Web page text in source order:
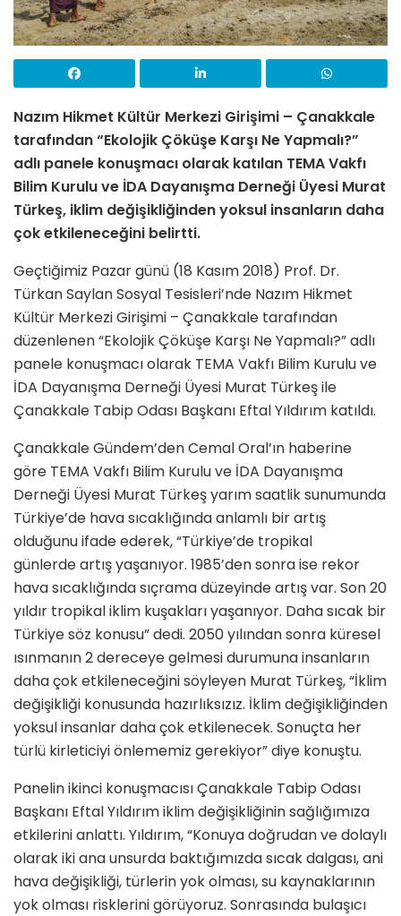
Nazım Hikmet Kültür Merkezi Girişimi – Çanakkale
tarafından “Ekolojik Çöküşe Karşı Ne Yapmalı?”
adlı panele konuşmacı olarak katılan TEMA Vakfı
Bilim Kurulu ve İDA Dayanışma Derneği Üyesi Murat
Türkeş, iklim değişikliğinden yoksul insanların daha
çok etkileneceğini belirtti.
Geçtiğimiz Pazar günü (18 Kasım 2018) Prof. Dr.
Türkan Saylan Sosyal Tesisleri’nde Nazım Hikmet
Kültür Merkezi Girişimi – Çanakkale tarafından
düzenlenen “Ekolojik Çöküşe Karşı Ne Yapmalı?” adlı
panele konuşmacı olarak TEMA Vakfı Bilim Kurulu ve
İDA Dayanışma Derneği Üyesi Murat Türkeş ile
Çanakkale Tabip Odası Başkanı Eftal Yıldırım katıldı.
Çanakkale Gündem’den Cemal Oral’ın haberine
göre TEMA Vakfı Bilim Kurulu ve İDA Dayanışma
Derneği Üyesi Murat Türkeş yarım saatlik sunumunda
Türkiye’de hava sıcaklığında anlamlı bir artış
olduğunu ifade ederek, “Türkiye’de tropikal
günlerde artış yaşanıyor. 1985’den sonra ise rekor
hava sıcaklığında sıçrama düzeyinde artış var. Son 20
yıldır tropikal iklim kuşakları yaşanıyor. Daha sıcak bir
Türkiye söz konusu” dedi. 2050 yılından sonra küresel
ısınmanın 2 dereceye gelmesi durumuna insanların
daha çok etkileneceğini söyleyen Murat Türkeş, “İklim
değişikliği konusunda hazırlıksızız. İklim değişikliğinden
yoksul insanlar daha çok etkilenecek. Sonuçta her
türlü kirleticiyi önlememiz gerekiyor” diye konuştu.
Panelin ikinci konuşmacısı Çanakkale Tabip Odası
Başkanı Eftal Yıldırım iklim değişikliğinin sağlığımıza
etkilerini anlattı. Yıldırım, “Konuya doğrudan ve dolaylı
olarak iki ana unsurda baktığımızda sıcak dalgası, ani
hava değişikliği, türlerin yok olması, su kaynaklarının
yok olması risklerini görüyoruz. Sonrasında bulaşıcı